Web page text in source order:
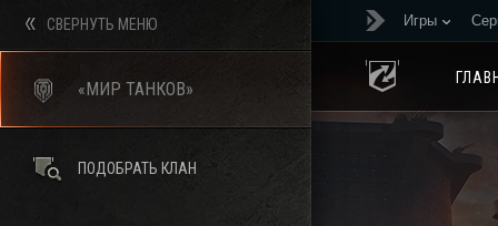
Игры
СВЕРНУТЬ МЕНЮ
«МИР ТАНКОВ»
ПОДОБРАТЬ КЛАН